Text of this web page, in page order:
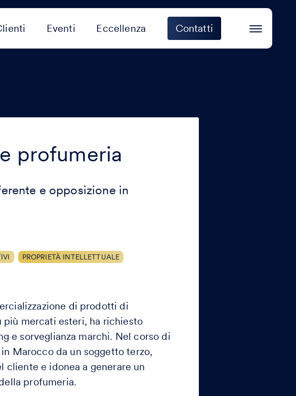
Eventi Eccellenza Contatti
profumeria
e opposizione in
PROPRIETÀ INTELLETTUALE
di prodotti di
mercati esteri, ha richiesto
e sorveglianza marchi. Nel corso di
Marocco da un soggetto terzo,
cliente e idonea a generare un
profumeria.